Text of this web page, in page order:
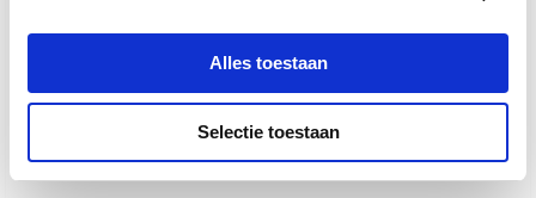
Alles toestaan
Selectie toestaan
vachtverzorging, elk product is samengesteld met
zorgvuldig geselecteerde ingrediënten om
maximale gezondheidsvoordelen te bieden.
Hoe zorgt De Paardendrogist voor de
veiligheid en effectiviteit van zijn
producten?